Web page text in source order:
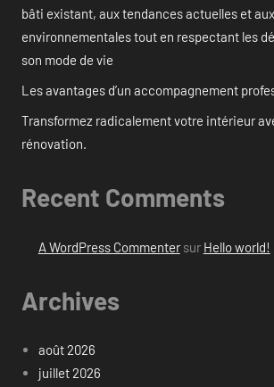
bâti existant, aux tendances actuelles et
environnementales tout en respectant les
son mode de vie
Les avantages d’un accompagnement
Transformez radicalement votre intérieur
rénovation.
Recent Comments
A WordPress Commentersur Hello world!
Archives
août 2026
juillet 2026